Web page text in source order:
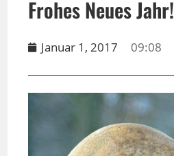
Frohes Neues Jahr!
Januar 1, 2017 09:08